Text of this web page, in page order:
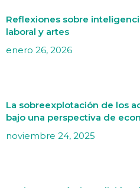
Reflexiones sobre
laboral y artes
enero 26, 2026
La sobreexplotación de los
bajo una perspectiva de
noviembre 24, 2025